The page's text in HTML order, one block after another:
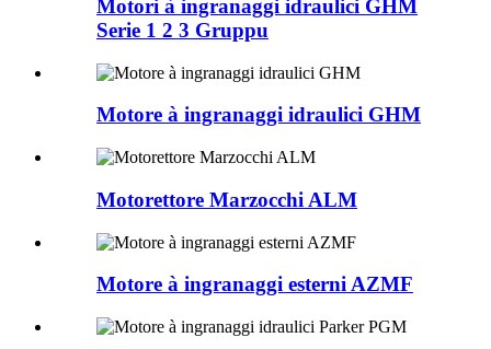
Motori à ingranaggi idraulici GHM
Serie 1 2 3 Gruppu
Motore à ingranaggi idraulici GHM
Motorettore Marzocchi ALM
Motore à ingranaggi esterni AZMF